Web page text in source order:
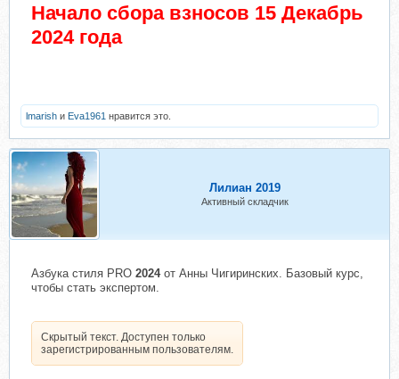
Начало сбора взносов 15 Декабрь
2024 года
lmarish и Eva1961 нравится это.
Лилиан 2019
Активный складчик
Азбука стиля PRO 2024от Анны Чигиринских. Базовый курс,
чтобы стать экспертом.
Скрытый текст. Доступен только
зарегистрированным пользователям.